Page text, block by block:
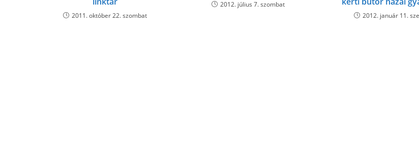
2011. október 22. szombat
2012. július 7. szombat
2012. január 11.